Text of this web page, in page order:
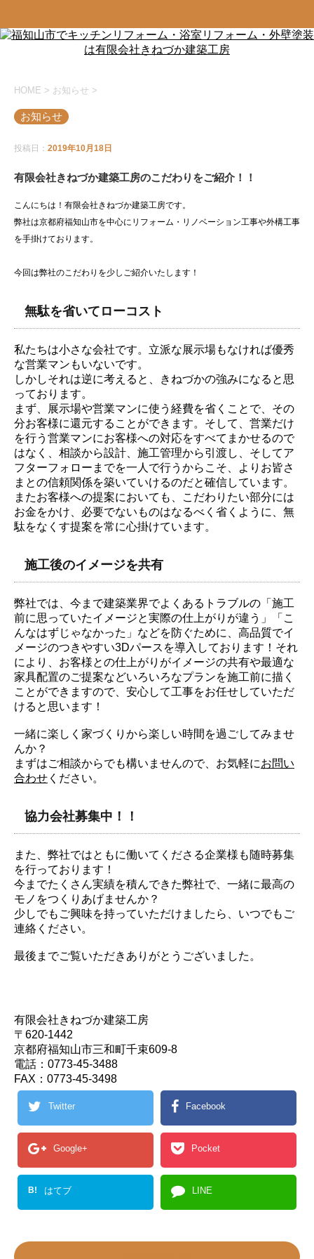
HOME > お知らせ >
お知らせ
投稿日： 2019年10月18日
有限会社きねづか建築工房のこだわりをご紹介！！
こんにちは！有限会社きねづか建築工房です。
弊社は京都府福知山市を中心にリフォーム・リノベーション工事や外構工事
を手掛けております。
今回は弊社のこだわりを少しご紹介いたします！
無駄を省いてローコスト
私たちは小さな会社です。立派な展示場もなければ優秀
な営業マンもいないです。
しかしそれは逆に考えると、きねづかの強みになると思
っております。
まず、展示場や営業マンに使う経費を省くことで、その
分お客様に還元することができます。そして、営業だけ
を行う営業マンにお客様への対応をすべてまかせるので
はなく、相談から設計、施工管理から引渡し、そしてア
フターフォローまでを一人で行うからこそ、よりお皆さ
まとの信頼関係を築いていけるのだと確信しています。
またお客様への提案においても、こだわりたい部分には
お金をかけ、必要でないものはなるべく省くように、無
駄をなくす提案を常に心掛けています。
施工後のイメージを共有
弊社では、今まで建築業界でよくあるトラブルの「施工
前に思っていたイメージと実際の仕上がりが違う」「こ
んなはずじゃなかった」などを防ぐために、高品質でイ
メージのつきやすい3Dパースを導入しております！それ
により、お客様との仕上がりがイメージの共有や最適な
家具配置のご提案などいろいろなプランを施工前に描く
ことができますので、安心して工事をお任せしていただ
けると思います！
一緒に楽しく家づくりから楽しい時間を過ごしてみませ
んか？
まずはご相談からでも構いませんので、お気軽にお問い
合わせ ください。
協力会社募集中！！
また、弊社ではともに働いてくださる企業様も随時募集
を行っております！
今までたくさん実績を積んできた弊社で、一緒に最高の
モノをつくりあげませんか？
少しでもご興味を持っていただけましたら、いつでもご
連絡ください。
最後までご覧いただきありがとうございました。
有限会社きねづか建築工房
〒620-1442
京都府福知山市三和町千束609-8
電話：0773-45-3488
FAX：0773-45-3498
Twitter Facebook
Google+ Pocket
B! はてブ LINE